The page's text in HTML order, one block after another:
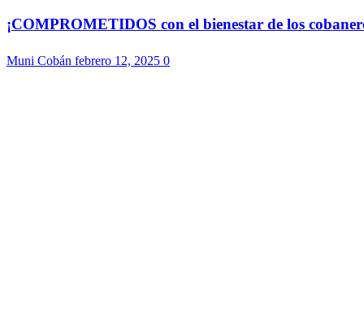
¡COMPROMETIDOS con el bienestar de los
Muni Cobán febrero 12, 2025 0